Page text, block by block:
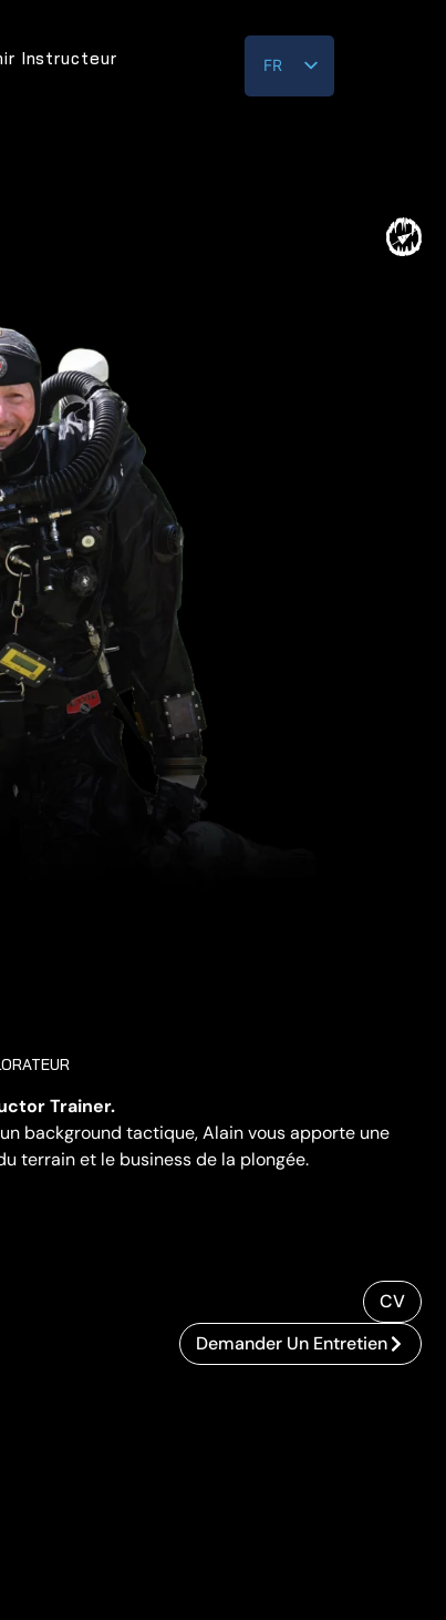
Instructeur
FR
EN
Trainer.
background tactique, Alain vous apporte une
terrain et le business de la plongée.
CV
Demander Un Entretien